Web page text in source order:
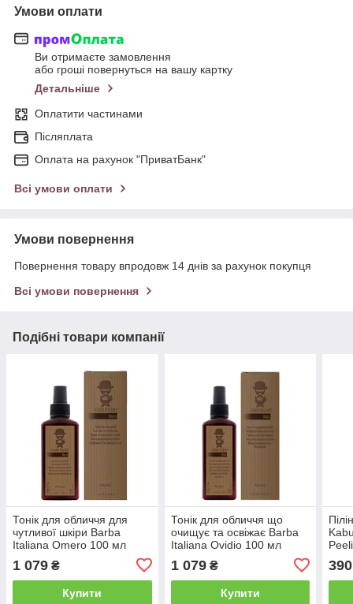
Умови оплати
Ви отримаєте замовлення
або гроші повернуться на вашу картку
Детальніше
Оплатити частинами
Післяплата
Оплата на рахунок "ПриватБанк"
Всі умови оплати
Умови повернення
Повернення товару впродовж 14 днів за рахунок покупця
Всі умови повернення
Подібні товари компанії
Тонік для обличчя для
чутливої шкіри Barba
Italiana Omero 100 мл
1 079 ₴
Купити
Тонік для обличчя що
очищує та освіжає Barba
Italiana Ovidio 100 мл
1 079₴
Купити
390